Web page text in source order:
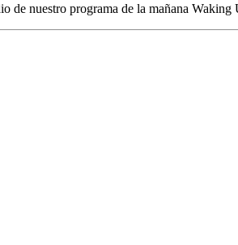
de nuestro programa de la mañana